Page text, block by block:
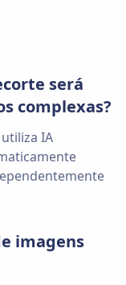
será
complexas?
IA
imagens